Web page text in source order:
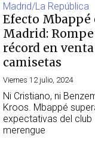
Efecto Mbappé
Madrid: Rompe
récord en venta
camisetas
Viernes 12 julio, 2024
Ni Cristiano, ni
Kroos. Mbappé
expectativas del club
merengue